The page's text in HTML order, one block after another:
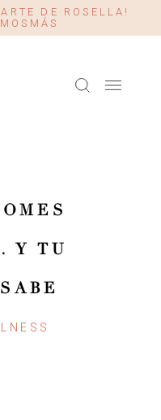
DE ROSELLA!
Y TU